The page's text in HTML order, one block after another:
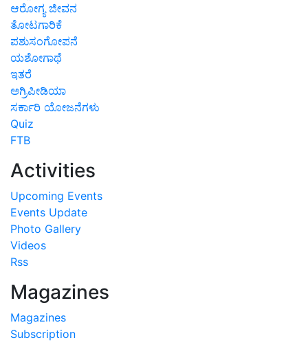
ಆರೋಗ್ಯ ಜೀವನ
ತೋಟಗಾರಿಕೆ
ಪಶುಸಂಗೋಪನೆ
ಯಶೋಗಾಥೆ
ಇತರೆ
ಅಗ್ರಿಪೀಡಿಯಾ
ಸರ್ಕಾರಿ ಯೋಜನೆಗಳು
Quiz
FTB
Activities
Upcoming Events
Events Update
Photo Gallery
Videos
Rss
Magazines
Magazines
Subscription